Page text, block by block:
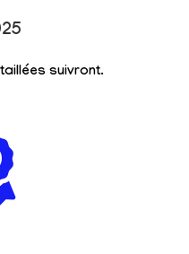
suivront.